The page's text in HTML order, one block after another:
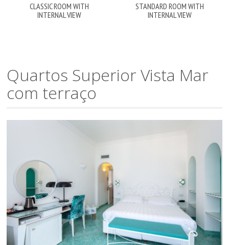
CLASSIC ROOM WITH
INTERNAL VIEW
STANDARD ROOM WITH
INTERNAL VIEW
Quartos Superior Vista Mar
com terraço